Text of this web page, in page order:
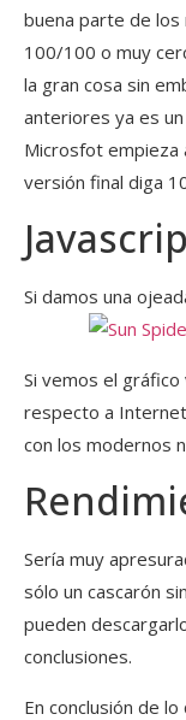
buena parte de los
100/100 o muy
la gran cosa sin
anteriores ya es
Microsfot empieza
versión final diga
Si damos una
Si vemos el gráfico
respecto a
con los modernos
Sería muy
sólo un cascarón
pueden
conclusiones.
En conclusión de